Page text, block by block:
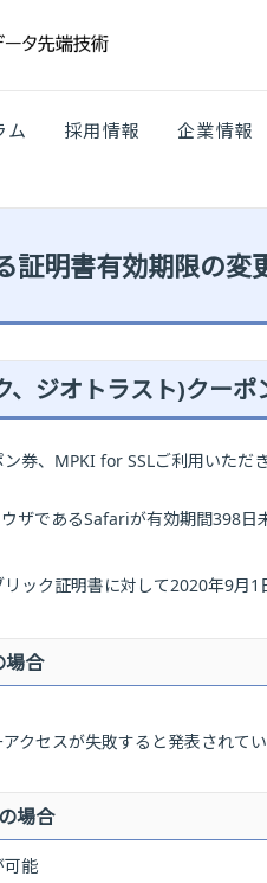
ム 採用情報 企業情報
証明書有効期限の変
、ジオトラスト)クー
券、MPKI for SSLご利用いただ
ザであるSafariが有効期間398
ック証明書に対して2020年9月1
場合
クセスが失敗すると発表されて
場合
可能